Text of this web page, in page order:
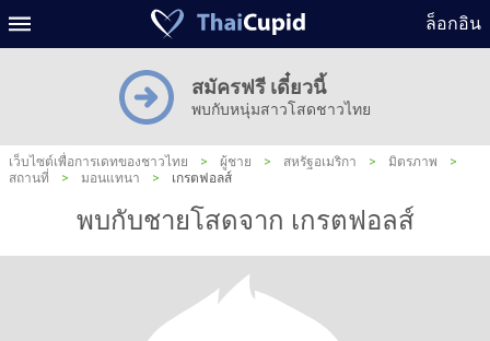
ล็อกอิน
สมัครฟรี เดี๋ยวนี้
พบกับหนุ่มสาวโสดชาวไทย
เว็บไซต์เพื่อการเดทของชาวไทย > ผู้ชาย > สหรัฐอเมริกา > มิตรภาพ
>
สถานที่
> มอนแทนา > เกรตฟอลส์
พบกับชายโสดจาก เกรตฟอลส์